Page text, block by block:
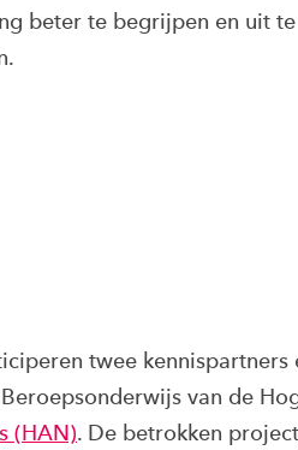
beter te begrijpen en uit
twee
van de
(HAN). De betrokken